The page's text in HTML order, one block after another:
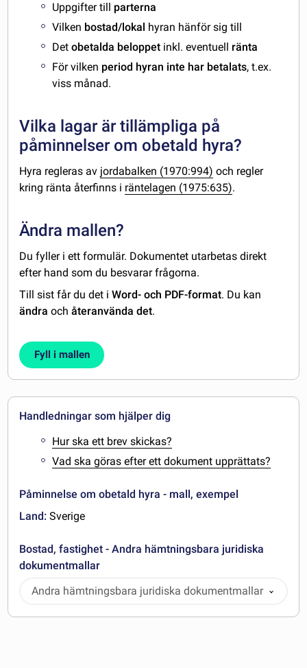
Uppgifter till parterna
Vilken bostad/lokal hyran hänför sig till
Detobetalda beloppet inkl. eventuell ränta
För vilken period hyran inte har betalats, t.ex.
viss månad.
Vilka lagar är tillämpliga på
påminnelser om obetald hyra?
Hyra regleras av jordabalken (1970:994) och regler
kring ränta återfinns i räntelagen (1975:635).
Ändra mallen?
Du fyller i ett formulär. Dokumentet utarbetas direkt
efter hand som du besvarar frågorna.
Till sist får du det iWord- och PDF-format. Du kan
ändra ochåteranvända det.
Fyll i mallen
Handledningar som hjälper dig
Hur ska ett brev skickas?
Vad ska göras efter ett dokument upprättats?
Påminnelse om obetald hyra - mall, exempel
Land: Sverige
Bostad, fastighet - Andra hämtningsbara juridiska
dokumentmallar
Andra hämtningsbara juridiska dokumentmallar